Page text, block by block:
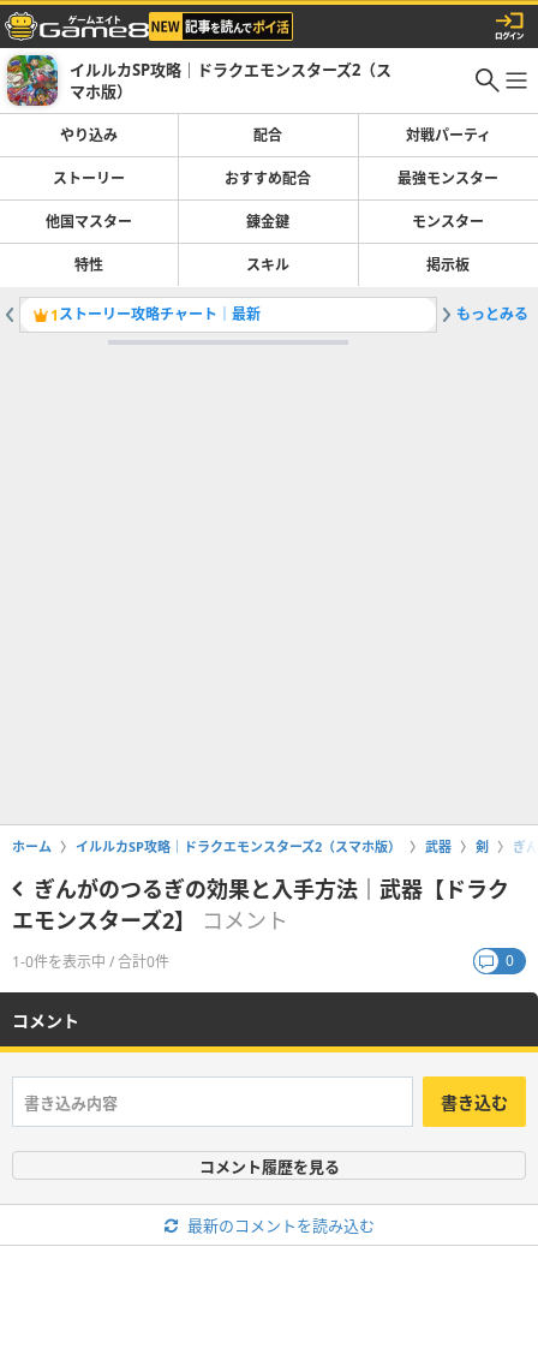
イルルカSP攻略｜ドラクエモンスターズ2（ス
マホ版）
やり込み 配合 対戦パーティ
ストーリー おすすめ配合 最強モンスター
他国マスター 錬金鍵 モンスター
特性 スキル 掲示板
1ストーリー攻略チャート｜最新 2スキル
もっとみる
ホーム イルルカSP攻略｜ドラクエモンスターズ2（スマホ版） 武器 剣 ぎ
ぎんがのつるぎの効果と入手方法｜武器【ドラク
エモンスターズ2】
コメント
1-0件を表示中 / 合計0件 0
コメント
書き込む
コメント履歴を見る
最新のコメントを読み込む